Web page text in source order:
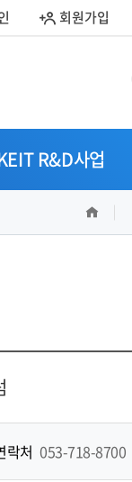
회원가입
R&D사업
홈
락처 053-718-8700